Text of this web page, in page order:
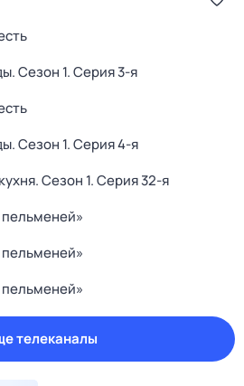
. Сезон 1. Серия 3-я
. Сезон 1. Серия 4-я
. Сезон 1. Серия 32-я
телеканалы